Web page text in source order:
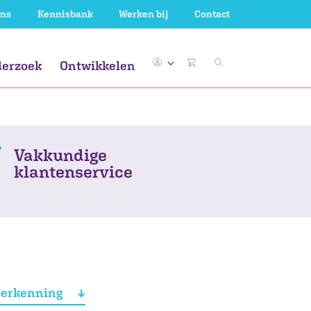
Kennisbank Werken bij Contact
Ontwikkelen
onderwijs
Vakkundige
klantenservice